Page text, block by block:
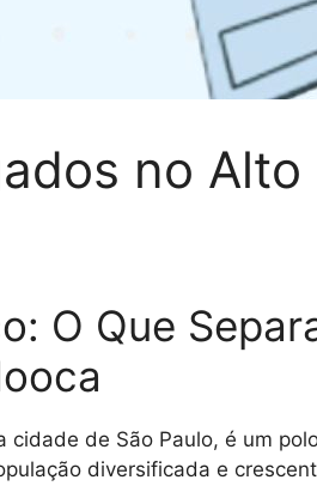
no Alto
O Que
de São Paulo, é um
diversificada e